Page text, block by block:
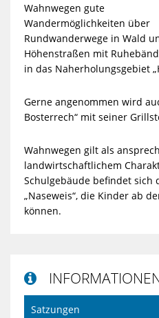
Wahnwegen gute
Wandermöglichkeiten über
Rundwanderwege in Wald
Höhenstraßen mit
in das Naherholungsgebiet
Gerne angenommen wird
Bosterrech“ mit seiner
Wahnwegen gilt als
landwirtschaftlichem
Schulgebäude befindet sich
„Naseweis“, die Kinder ab
können.

Satzungen